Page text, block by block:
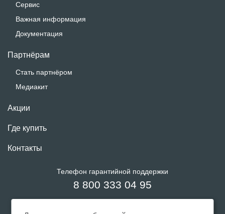
Сервис
Важная информация
Документация
Партнёрам
Стать партнёром
Медиакит
Акции
Где купить
Контакты
Телефон гарантийной поддержки
8 800 333 04 95